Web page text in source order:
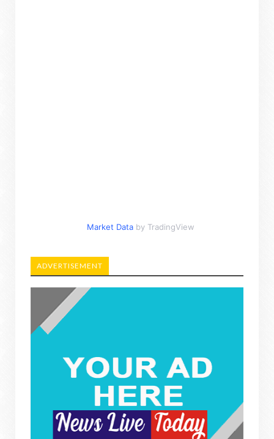
Market Data by TradingView
ADVERTISEMENT